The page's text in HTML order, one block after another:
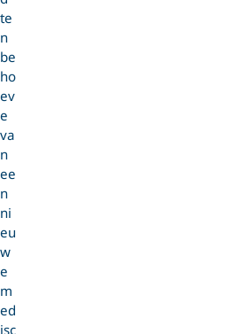
te
n
be
ho
ev
e
va
n
ee
n
ni
eu
w
e
m
ed
isc